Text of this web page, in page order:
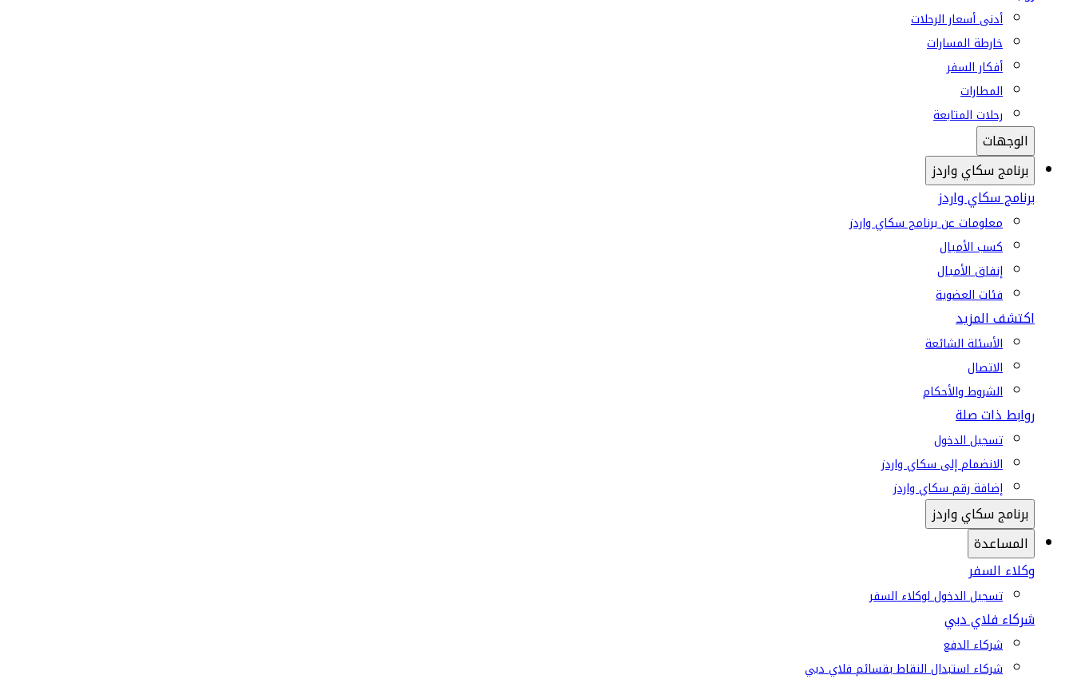
أدنى أسعار الرحلات
خارطة المسارات
أفكار السفر
المطارات
رحلات المتابعة
الوجهات
برنامج سكاي واردز
برنامج سكاي واردز
معلومات عن برنامج سكاي واردز
كسب الأميال
إنفاق الأميال
فئات العضوية
اكتشف المزيد
الأسئلة الشائعة
الاتصال
الشروط والأحكام
روابط ذات صلة
تسجيل الدخول
الانضمام إلى سكاي واردز
إضافة رقم سكاي واردز
برنامج سكاي واردز
المساعدة
وكلاء السفر
تسجيل الدخول لوكلاء السفر
شركاء فلاي دبي
شركاء الدفع
شركاء استبدال النقاط بقسائم فلاي دبي